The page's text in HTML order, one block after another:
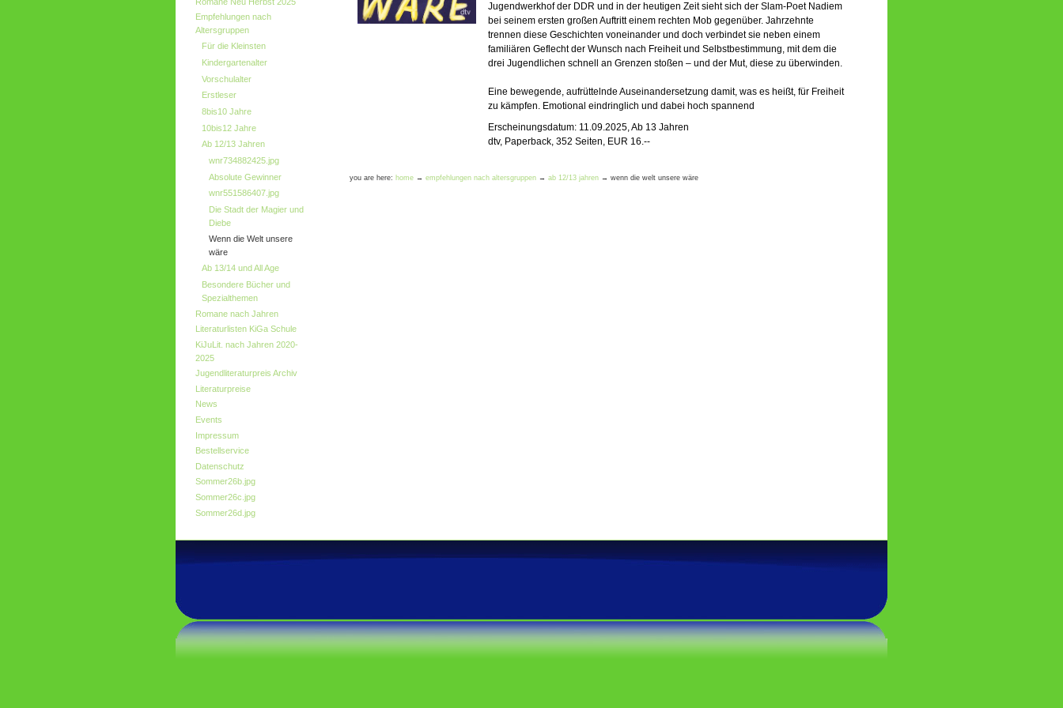
Empfehlungen nach
Altersgruppen
Für die Kleinsten
Kindergartenalter
Vorschulalter
Erstleser
8bis10 Jahre
10bis12 Jahre
Ab 12/13 Jahren
wnr734882425.jpg
Absolute Gewinner
wnr551586407.jpg
Die Stadt der Magier und
Diebe
Wenn die Welt unsere
wäre
Ab 13/14 und All Age
Besondere Bücher und
Spezialthemen
Romane nach Jahren
Literaturlisten KiGa Schule
KiJuLit. nach Jahren 2020-
2025
Jugendliteraturpreis Archiv
Literaturpreise
News
Events
Impressum
Bestellservice
Datenschutz
Sommer26b.jpg
Sommer26c.jpg
Sommer26d.jpg
Jugendwerkhof der DDR und in der heutigen Zeit sieht sich der Slam-Poet Nadiem
bei seinem ersten großen Auftritt einem rechten Mob gegenüber. Jahrzehnte
trennen diese Geschichten voneinander und doch verbindet sie neben einem
familiären Geflecht der Wunsch nach Freiheit und Selbstbestimmung, mit dem die
drei Jugendlichen schnell an Grenzen stoßen – und der Mut, diese zu überwinden.
Eine bewegende, aufrüttelnde Auseinandersetzung damit, was es heißt, für Freiheit
zu kämpfen. Emotional eindringlich und dabei hoch spannend
Erscheinungsdatum: 11.09.2025, Ab 13 Jahren
dtv, Paperback, 352 Seiten, EUR 16.--
you are here: home → empfehlungen nach altersgruppen → ab 12/13 jahren → wenn die welt unsere wäre